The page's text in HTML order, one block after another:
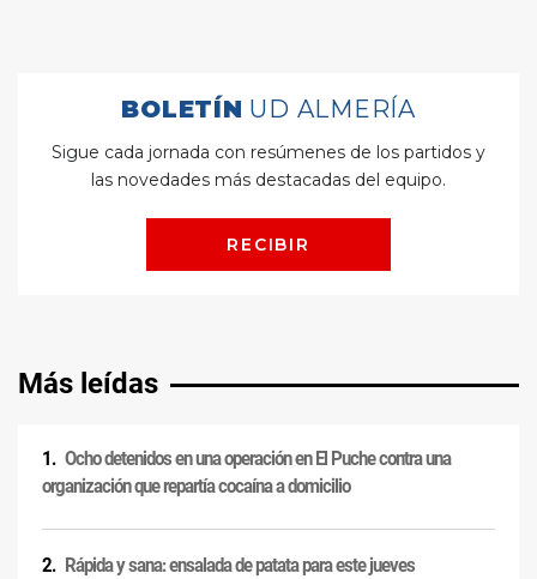
Más leídas
Ocho detenidos en una operación en El Puche contra una
organización que repartía cocaína a domicilio
Rápida y sana: ensalada de patata para este jueves